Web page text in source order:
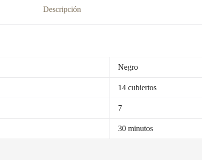
Descripción
Negro
14 cubiertos
7
30 minutos